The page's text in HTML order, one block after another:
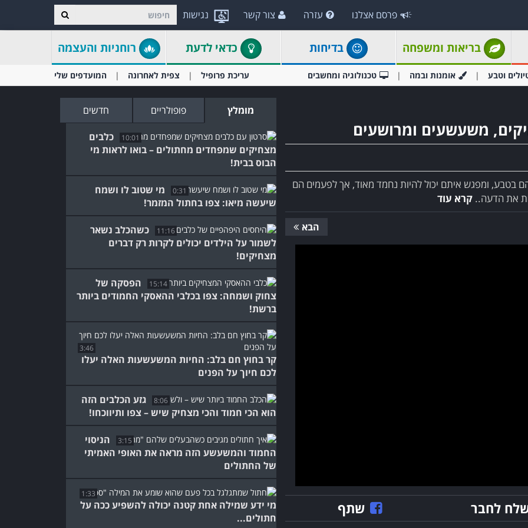
נגישות פרסם אצלנו עזרה צור קשר
בריאות ומשפחה בדיחות כדאי לדעת רוחניות והעצמה
וטבע אומנות ובמה טכנולוגיה ומחשבים עריכת פרופיל צפית לאחרונה המועדפים שלי
משעשעים ומרושעים
בטבע, ומפגש איתם יכול להיות נחמד מאוד, אך לפעמים הם
את הדעה.. קרא עוד
הבא
לחבר שתף
מומלץ פופולריים חדשים
10:01
כלבים
מצחיקים שמפחדים מחתולים – בואו לראות מי
הבוס בבית!
0:31
מי שטוב לו ושמח
שיעשה מיאו: צפו בחתול המזמר!
11:16
כשהכלב נשאר
לשמור על הילדים יכולים לקרות רק דברים
מצחיקים!
15:14
הפסקה של
צחוק ושמחה: צפו בכלבי ההאסקי החמודים ביותר
ברשת!
3:46
קר בחוץ חם בלב: החיות המשעשעות האלה יעלו
לכם חיוך על הפנים
8:06
גזע הכלבים הזה
הוא הכי חמוד והכי מצחיק שיש – צפו ותיווכחו!
3:15
הניסוי
החמוד והמשעשע הזה מראה את האופי האמיתי
של החתולים
1:33
מי ידע שמילה אחת קטנה יכולה להשפיע ככה על
חתולים...